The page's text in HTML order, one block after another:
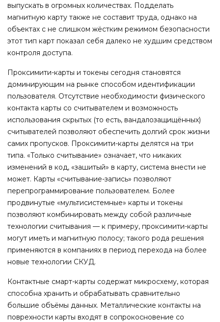
выпускать в огромных количествах. Подделать
магнитную карту также не составит труда, однако на
объектах с не слишком жёстким режимом безопасности
этот тип карт показал себя далеко не худшим средством
контроля доступа.
Проксимити-карты и токены сегодня становятся
доминирующим на рынке способом идентификации
пользователя. Отсутствие необходимости физического
контакта карты со считывателем и возможность
использования скрытых (то есть, вандалозащищённых)
считывателей позволяют обеспечить долгий срок жизни
самих пропусков. Проксимити-карты делятся на три
типа. «Только считывание» означает, что никаких
изменений в код, «зашитый» в карту, система внести не
может. Карты «считывание-запись» позволяют
перепрограммирование пользователем. Более
продвинутые «мультисистемные» карты и токены
позволяют комбинировать между собой различные
технологии считывания — к примеру, проксимити-карты
могут иметь и магнитную полосу; такого рода решения
применяются в компаниях в период перехода на более
новые технологии СКУД.
Контактные смарт-карты содержат микросхему, которая
способна хранить и обрабатывать сравнительно
большие объёмы данных. Металлические контакты на
поврехности карты входят в сопрокосновение со